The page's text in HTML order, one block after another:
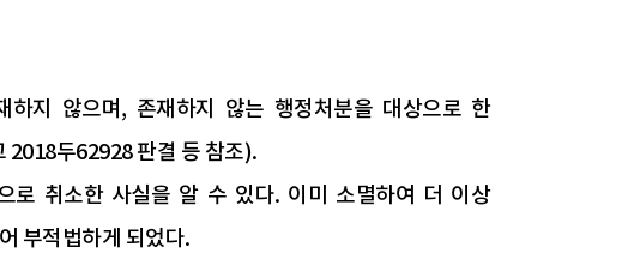
지 않으며, 존재하지 않는 행정처분을 대상으로 한
2018두62928 판결 등 참조).
로 취소한 사실을 알 수 있다. 이미 소멸하여 더 이상
부적법하게 되었다.